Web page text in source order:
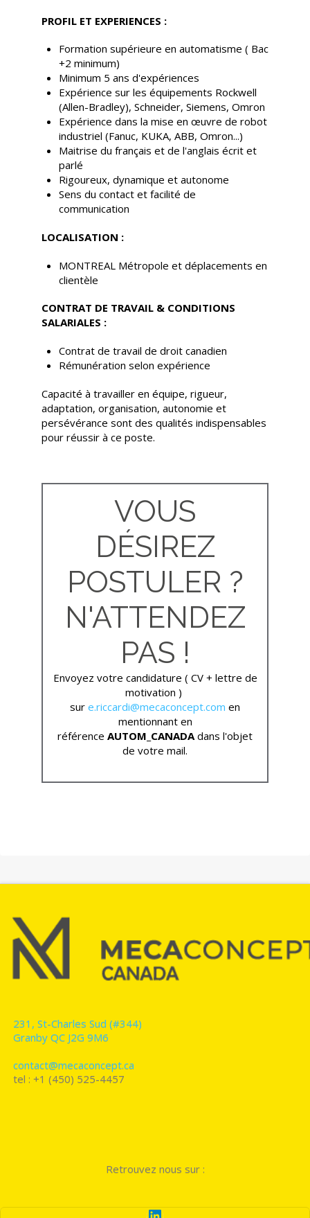
PROFIL ET EXPERIENCES :
Formation supérieure en automatisme ( Bac
+2 minimum)
Minimum 5 ans d'expériences
Expérience sur les équipements Rockwell
(Allen-Bradley), Schneider, Siemens, Omron
Expérience dans la mise en œuvre de robot
industriel (Fanuc, KUKA, ABB, Omron...)
Maitrise du français et de l'anglais écrit et
parlé
Rigoureux, dynamique et autonome
Sens du contact et facilité de
communication
LOCALISATION :
MONTREAL Métropole et déplacements en
clientèle
CONTRAT DE TRAVAIL & CONDITIONS
SALARIALES :
Contrat de travail de droit canadien
Rémunération selon expérience
Capacité à travailler en équipe, rigueur,
adaptation, organisation, autonomie et
persévérance sont des qualités indispensables
pour réussir à ce poste.
VOUS
DÉSIREZ
POSTULER ?
N'ATTENDEZ
PAS !
Envoyez votre candidature ( CV + lettre de
motivation )
sur e.riccardi@mecaconcept.com en
mentionnant en
référence AUTOM_CANADAdans l'objet
de votre mail.
231, St-Charles Sud (#344)
Granby QC J2G 9M6
contact@mecaconcept.ca
tel : +1 (450) 525-4457
Retrouvez nous sur :